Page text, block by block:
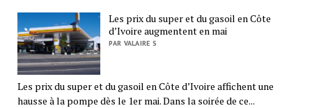
Les prix du super et du gasoil en Côte
d’Ivoire augmentent en mai
PAR VALAIRE S
Les prix du super et du gasoil en Côte d’Ivoire affichent une
hausse à la pompe dès le 1er mai. Dans la soirée de ce...